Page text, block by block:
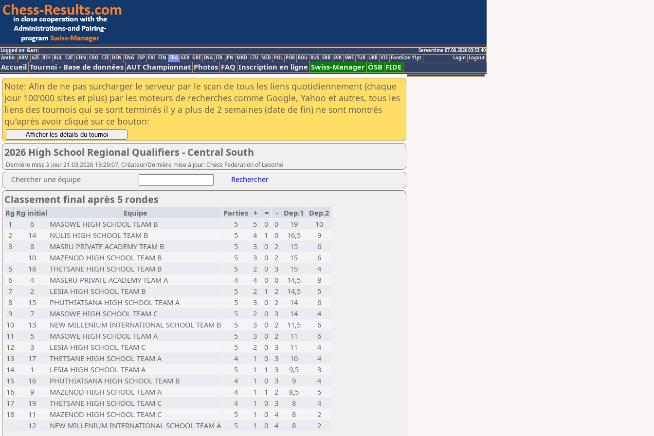
Logged on: Gast
Servertime 07.08.2026 03:53:40
Logout
Login
Arabic ARM AZE BIH BUL CAT CHN CRO CZE DEN ENG ESP FAI FIN FRA GER GRE INA ITA JPN MKD LTU NED POL POR ROU RUS SRB SVK SWE TUR UKR VIE FontSize:11pt
Accueil Tournoi - Base de données AUT Championnat Photos FAQ Inscription en ligne Swiss-Manager ÖSB FIDE
Note: Afin de ne pas surcharger le serveur par le scan de tous les liens quotidiennement (chaque
jour 100'000 sites et plus) par les moteurs de recherches comme Google, Yahoo et autres, tous les
liens des tournois qui se sont terminés il y a plus de 2 semaines (date de fin) ne sont montrés
qu'après avoir cliqué sur ce bouton:
2026 High School Regional Qualifiers - Central South
Dernière mise à jour 21.03.2026 18:29:07, Créateur/Dernière mise à jour: Chess Federation of Lesotho
Chercher une équipe Rechercher
Classement final après 5 rondes
Rg Rg initial Equipe Parties + = - Dep.1
Dep.2
1
6 MASOWE HIGH SCHOOL TEAM B 5 5 0 0 19
10
2
14 NULIS HIGH SCHOOL TEAM B 5 4 1 0 16,5
9
3
8 MASRU PRIVATE ACADEMY TEAM B 5 3 0 2 15
6
10
MAZENOD HIGH SCHOOL TEAM B 5 3 0 2 15
6
5
18 THETSANE HIGH SCHOOL TEAM B 5 2 0 3 15
4
6
4 MASERU PRIVATE ACADEMY TEAM A 4 4 0 0 14,5
8
7
2 LESIA HIGH SCHOOL TEAM B 5 2 1 2 14,5
5
8
15 PHUTHIATSANA HIGH SCHOOL TEAM A 5 3 0 2 14
6
9
7 MASOWE HIGH SCHOOL TEAM C 5 2 0 3 14
4
10
13 NEW MILLENIUM INTERNATIONAL SCHOOL TEAM B 5 3 0 2 11,5
6
11
5 MASOWE HIGH SCHOOL TEAM A 5 3 0 2 11
6
12
3 LESIA HIGH SCHOOL TEAM C 5 2 0 3 11
4
13
17 THETSANE HIGH SCHOOL TEAM A 4 1 0 3 10
4
14
1 LESIA HIGH SCHOOL TEAM A 5 1 1 3 9,5
3
15
16 PHUTHIATSANA HIGH SCHOOL TEAM B 4 1 0 3 9
4
16
9 MAZENOD HIGH SCHOOL TEAM A 4 1 1 2 8,5
5
17
19 THETSANE HIGH SCHOOL TEAM C 4 1 0 3 8
4
18
11 MAZENOD HIGH SCHOOL TEAM C 5 1 0 4 8
2
12
NEW MILLENIUM INTERNATIONAL SCHOOL TEAM A 5 1 0 4 8
2